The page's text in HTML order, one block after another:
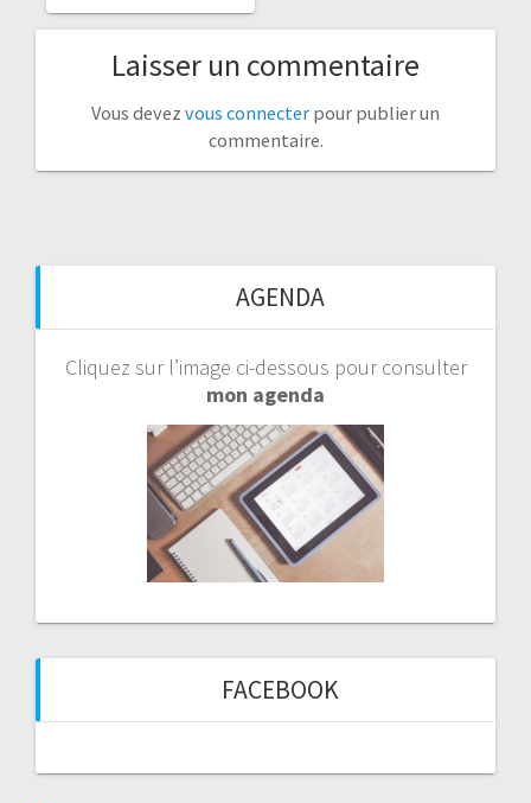
Laisser un commentaire
Vous devez vous connecter pour publier un
commentaire.
AGENDA
Cliquez sur l’image ci-dessous pour consulter
mon agenda
FACEBOOK